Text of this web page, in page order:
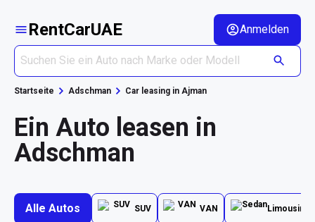
RentCarUAE Anmelden
Startseite Adschman Car leasing in Ajman
Ein Auto leasen in
Adschman
Alle Autos SUV VAN Limousine